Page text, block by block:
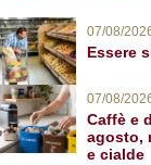
07/08/
Essere
07/08/
Caffè e
agosto,
e cialde